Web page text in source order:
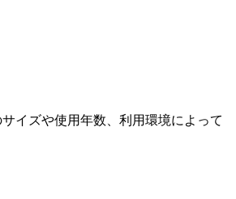
イズや使用年数、利用環境によって